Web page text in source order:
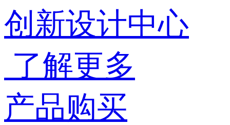
创新设计中心
了解更多
产品购买